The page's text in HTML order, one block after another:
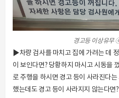
경고등 이상유무
▶차량 검사를 마치고 집에 가려는 데
이 보인다면? 당황하지 마시고 시동을
로 주행을 하시면 경고 등이 사라진다
했는데도 경고 등이 사라지지 않는다면